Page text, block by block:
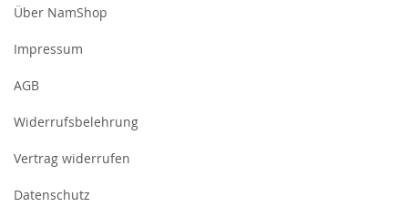
Über NamShop
Impressum
AGB
Widerrufsbelehrung
Vertrag widerrufen
Datenschutz